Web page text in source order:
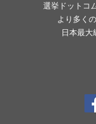
選挙ドットコ
より多く
日本最